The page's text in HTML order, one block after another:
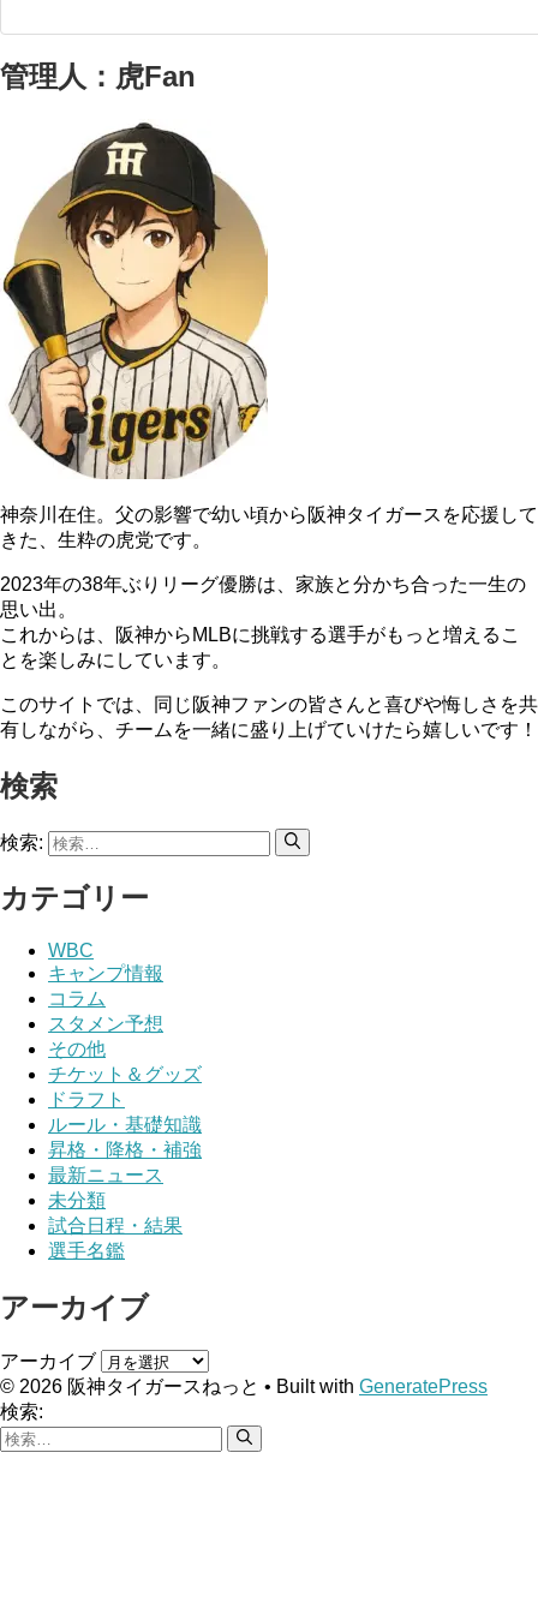
管理人：虎Fan
神奈川在住。父の影響で幼い頃から阪神タイガースを応援して
きた、生粋の虎党です。
2023年の38年ぶりリーグ優勝は、家族と分かち合った一生の
思い出。
これからは、阪神からMLBに挑戦する選手がもっと増えるこ
とを楽しみにしています。
このサイトでは、同じ阪神ファンの皆さんと喜びや悔しさを共
有しながら、チームを一緒に盛り上げていけたら嬉しいです！
検索
検索:
カテゴリー
WBC
キャンプ情報
コラム
スタメン予想
その他
チケット＆グッズ
ドラフト
ルール・基礎知識
昇格・降格・補強
最新ニュース
未分類
試合日程・結果
選手名鑑
アーカイブ
アーカイブ
© 2026 阪神タイガースねっと • Built with GeneratePress
検索: